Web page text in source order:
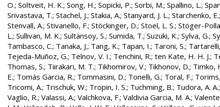
O.; Soltveit, H. K.; Song, H.; Sopicki, P.; Sorbi, M.; Spallino, L.;
Srivastava, T.; Stachel, J.; Stakia, A.; Stanyard, J. L.; Starchenko, E.
Stenvall, A.; Stivanello, F.; Stöckinger, D.; Stoel, L. S.; Stöger-
L.; Sullivan, M. K.; Sultansoy, S.; Sumida, T.; Suzuki, K.; Sylva, G.;
Tambasco, C.; Tanaka, J.; Tang, K.; Tapan, I.; Taroni, S.;
Tejeda-Muñoz, G.; Telnov, V. I.; Tenchini, R.; ten Kate, H. H. J.;
Thomas, S.; Tiirakari, M. T.; Tikhomirov, V.; Tikhonov, D.; Timko,
E.; Tomás Garcia, R.; Tommasini, D.; Tonelli, G.; Toral, F.;
Tricomi, A.; Trischuk, W.; Tropin, I. S.; Tuchming, B.; Tudora, A. A.
Vaglio, R.; Valassi, A.; Valchkova, F.; Valdivia Garcia, M. A.;